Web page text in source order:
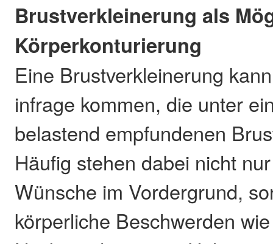
Brustverkleinerung als
Körperkonturierung
Eine Brustverkleinerung
infrage kommen, die unter
belastend empfundenen
Häufig stehen dabei nicht
Wünsche im Vordergrund,
körperliche Beschwerden